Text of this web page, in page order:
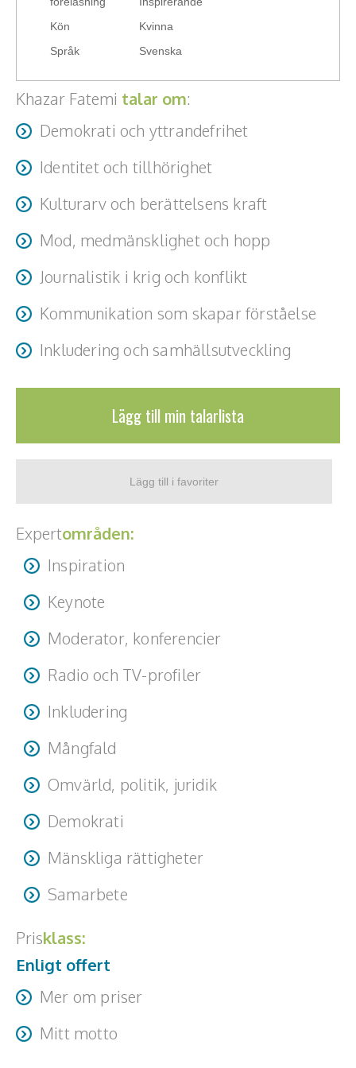
Kön
Kvinna
Språk
Svenska
Khazar Fatemi talar om:
Demokrati och yttrandefrihet
Identitet och tillhörighet
Kulturarv och berättelsens kraft
Mod, medmänsklighet och hopp
Journalistik i krig och konflikt
Kommunikation som skapar förståelse
Inkludering och samhällsutveckling
Lägg till min talarlista
Expertområden:
Inspiration
Keynote
Moderator, konferencier
Radio och TV-profiler
Inkludering
Mångfald
Omvärld, politik, juridik
Demokrati
Mänskliga rättigheter
Samarbete
Prisklass:
Enligt offert
Mer om priser
Resa + logi tillkommer
Mitt motto